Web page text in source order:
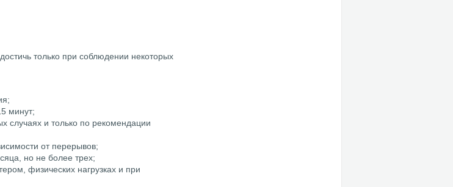
только при соблюдении некоторых
минут;
случаях и только по рекомендации
от перерывов;
но не более трех;
физических нагрузках и при